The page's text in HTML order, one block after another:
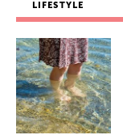
LIFESTYLE